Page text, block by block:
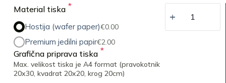
Material tiska *
Hostija (wafer paper)€0.00
Premium jedilni papir€2.00
Grafična priprava tiska *
Max. velikost tiska je A4 format (pravokotnik
20x30, kvadrat 20x20, krog 20cm)